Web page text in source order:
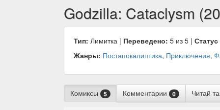
Godzilla: Cataclysm
Тип: Лимитка | Переведено: 5 из 5 |
Жанры: Постапокалиптика, Приключения,
Комиксы 5 Комментарии 0 Читай